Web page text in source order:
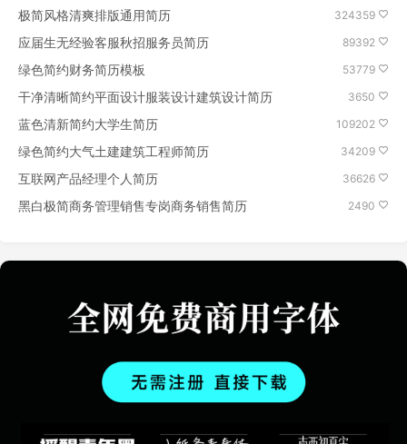
极简风格清爽排版通用简历 324359
应届生无经验客服秋招服务员简历 89392
绿色简约财务简历模板 53779
干净清晰简约平面设计服装设计建筑设计简历 3650
蓝色清新简约大学生简历 109202
绿色简约大气土建建筑工程师简历 34209
互联网产品经理个人简历 36626
黑白极简商务管理销售专岗商务销售简历 2490